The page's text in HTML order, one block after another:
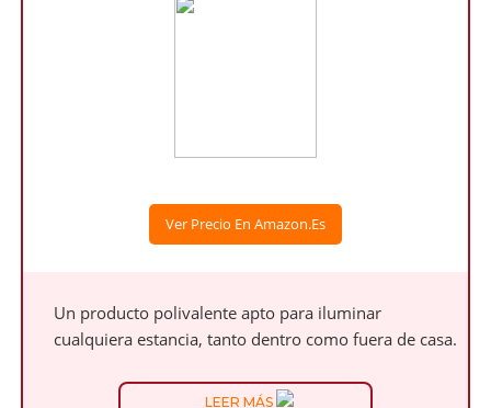
Ver Precio En Amazon.es
Un producto polivalente apto para iluminar
cualquiera estancia, tanto dentro como fuera de casa.
LEER MÁS